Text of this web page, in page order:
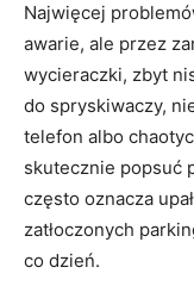
Najwięcej
awarie, ale przez
wycieraczki, zbyt
do spryskiwaczy,
telefon albo
skutecznie popsuć
często oznacza
zatłoczonych
co dzień.